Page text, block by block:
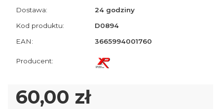
Dostawa:
24 godziny
Kod produktu:
D0894
EAN:
3665994001760
Cena
60,00 zł